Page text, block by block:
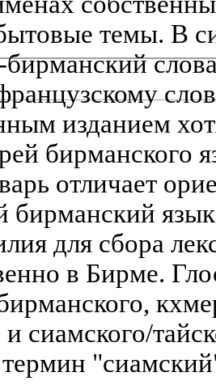
темы. В
изданием
бирманского
отличает
бирманский
для сбора
в Бирме.
и сиамского/